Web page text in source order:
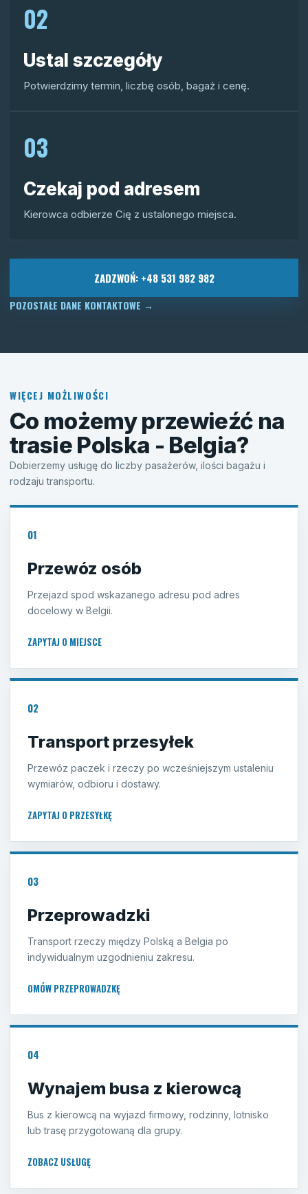
02
Ustal szczegóły
Potwierdzimy termin, liczbę osób, bagaż i cenę.
03
Czekaj pod adresem
Kierowca odbierze Cię z ustalonego miejsca.
ZADZWOŃ: +48 531 982 982
POZOSTAŁE DANE KONTAKTOWE →
WIĘCEJ MOŻLIWOŚCI
Co możemy przewieźć na
trasie Polska - Belgia?
Dobierzemy usługę do liczby pasażerów, ilości bagażu i
rodzaju transportu.
01
Przewóz osób
Przejazd spod wskazanego adresu pod adres
docelowy w Belgii.
ZAPYTAJ O MIEJSCE
02
Transport przesyłek
Przewóz paczek i rzeczy po wcześniejszym ustaleniu
wymiarów, odbioru i dostawy.
ZAPYTAJ O PRZESYŁKĘ
03
Przeprowadzki
Transport rzeczy między Polską a Belgia po
indywidualnym uzgodnieniu zakresu.
OMÓW PRZEPROWADZKĘ
04
Wynajem busa z kierowcą
Bus z kierowcą na wyjazd firmowy, rodzinny, lotnisko
lub trasę przygotowaną dla grupy.
ZOBACZ USŁUGĘ